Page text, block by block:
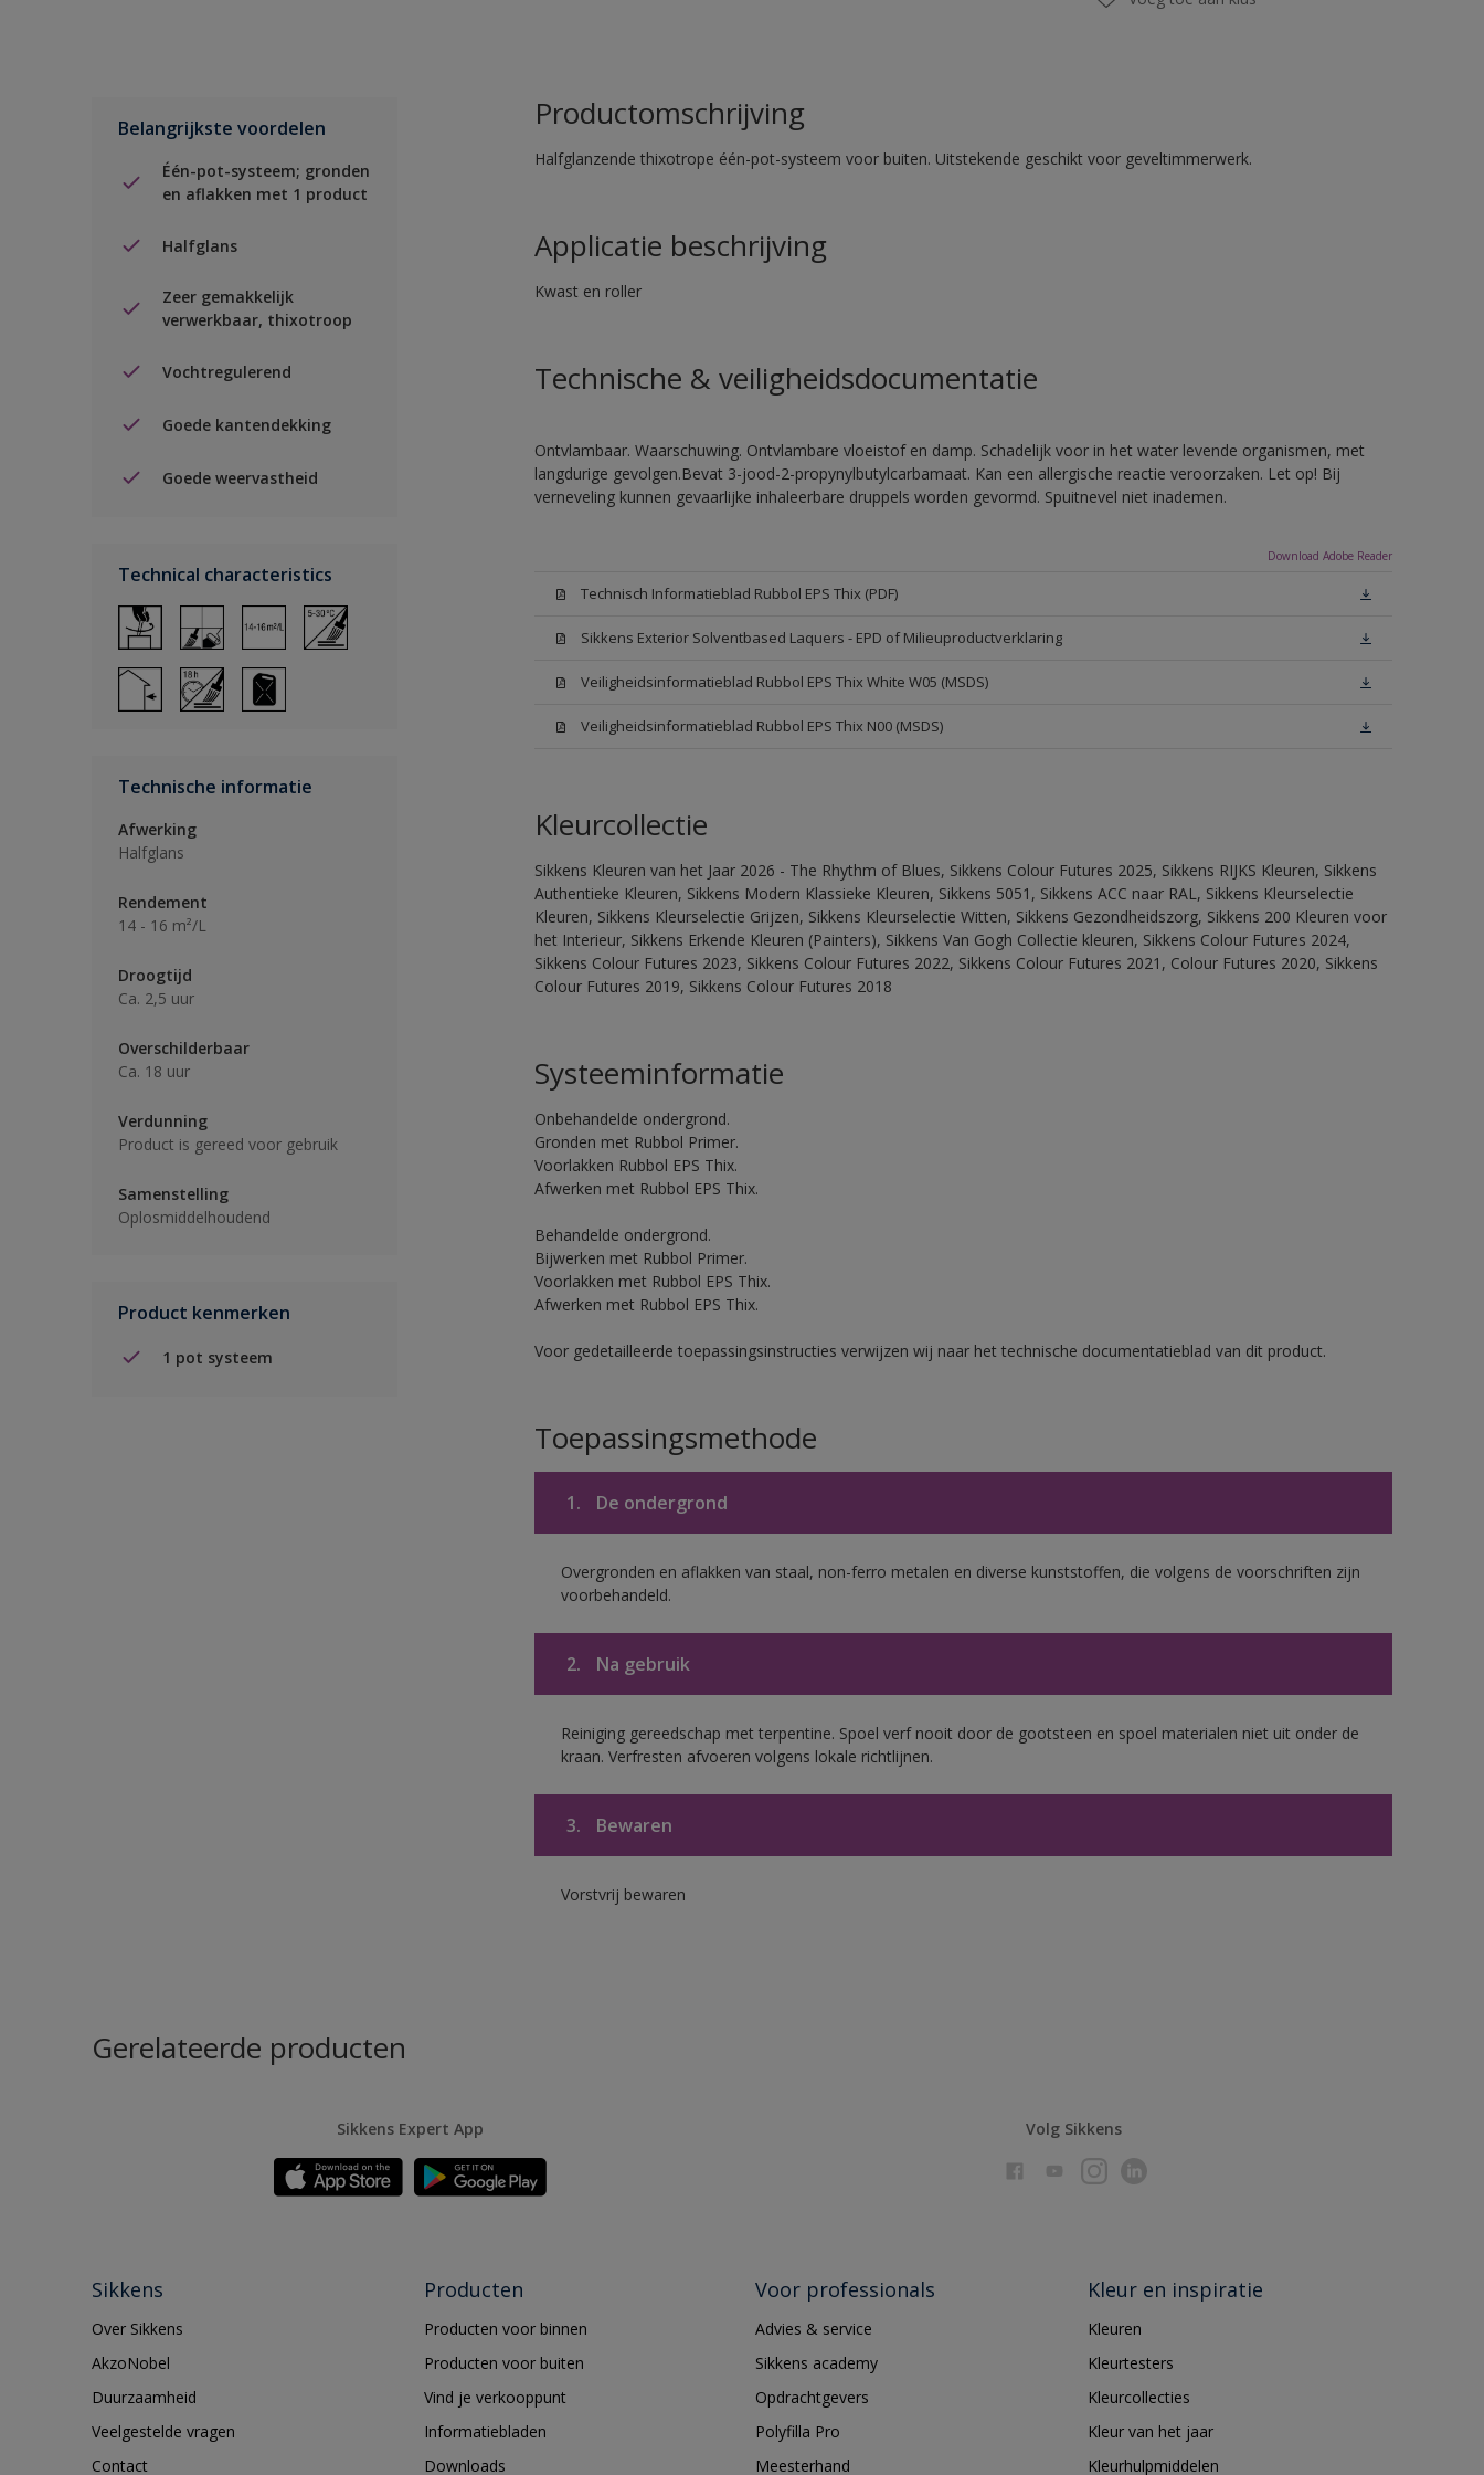
Belangrijkste voordelen
Één-pot-systeem; gronden
en aflakken met 1 product
Halfglans
Zeer gemakkelijk
verwerkbaar, thixotroop
Vochtregulerend
Goede kantendekking
Goede weervastheid
Technical characteristics
Technische informatie
Afwerking
Halfglans
Rendement
14 - 16 m²/L
Droogtijd
Ca. 2,5 uur
Overschilderbaar
Ca. 18 uur
Verdunning
Product is gereed voor gebruik
Samenstelling
Oplosmiddelhoudend
Product kenmerken
1 pot systeem
Productomschrijving
Halfglanzende thixotrope één-pot-systeem voor buiten. Uitstekende geschikt voor geveltimmerwerk.
Applicatie beschrijving
Kwast en roller
Technische & veiligheidsdocumentatie
Ontvlambaar. Waarschuwing. Ontvlambare vloeistof en damp. Schadelijk voor in het water levende organismen, met
langdurige gevolgen.Bevat 3-jood-2-propynylbutylcarbamaat. Kan een allergische reactie veroorzaken. Let op! Bij
verneveling kunnen gevaarlijke inhaleerbare druppels worden gevormd. Spuitnevel niet inademen.
Download Adobe Reader
Technisch Informatieblad Rubbol EPS Thix (PDF)
Sikkens Exterior Solventbased Laquers - EPD of Milieuproductverklaring
Veiligheidsinformatieblad Rubbol EPS Thix White W05 (MSDS)
Veiligheidsinformatieblad Rubbol EPS Thix N00 (MSDS)
Kleurcollectie
Sikkens Kleuren van het Jaar 2026 - The Rhythm of Blues, Sikkens Colour Futures 2025, Sikkens RIJKS Kleuren, Sikkens
Authentieke Kleuren, Sikkens Modern Klassieke Kleuren, Sikkens 5051, Sikkens ACC naar RAL, Sikkens Kleurselectie
Kleuren, Sikkens Kleurselectie Grijzen, Sikkens Kleurselectie Witten, Sikkens Gezondheidszorg, Sikkens 200 Kleuren voor
het Interieur, Sikkens Erkende Kleuren (Painters), Sikkens Van Gogh Collectie kleuren, Sikkens Colour Futures 2024,
Sikkens Colour Futures 2023, Sikkens Colour Futures 2022, Sikkens Colour Futures 2021, Colour Futures 2020, Sikkens
Colour Futures 2019, Sikkens Colour Futures 2018
Systeeminformatie
Onbehandelde ondergrond.
Gronden met Rubbol Primer.
Voorlakken Rubbol EPS Thix.
Afwerken met Rubbol EPS Thix.
Behandelde ondergrond.
Bijwerken met Rubbol Primer.
Voorlakken met Rubbol EPS Thix.
Afwerken met Rubbol EPS Thix.
Voor gedetailleerde toepassingsinstructies verwijzen wij naar het technische documentatieblad van dit product.
Toepassingsmethode
1. De ondergrond
Overgronden en aflakken van staal, non-ferro metalen en diverse kunststoffen, die volgens de voorschriften zijn
voorbehandeld.
2. Na gebruik
Reiniging gereedschap met terpentine. Spoel verf nooit door de gootsteen en spoel materialen niet uit onder de
kraan. Verfresten afvoeren volgens lokale richtlijnen.
3. Bewaren
Vorstvrij bewaren
Gerelateerde producten
Sikkens Expert App Volg Sikkens
Sikkens
Over Sikkens
AkzoNobel
Duurzaamheid
Veelgestelde vragen
Contact
Producten
Producten voor binnen
Producten voor buiten
Vind je verkooppunt
Informatiebladen
Downloads
Voor professionals
Advies & service
Sikkens academy
Opdrachtgevers
Polyfilla Pro
Meesterhand
Kleur en inspiratie
Kleuren
Kleurtesters
Kleurcollecties
Kleur van het jaar
Kleurhulpmiddelen